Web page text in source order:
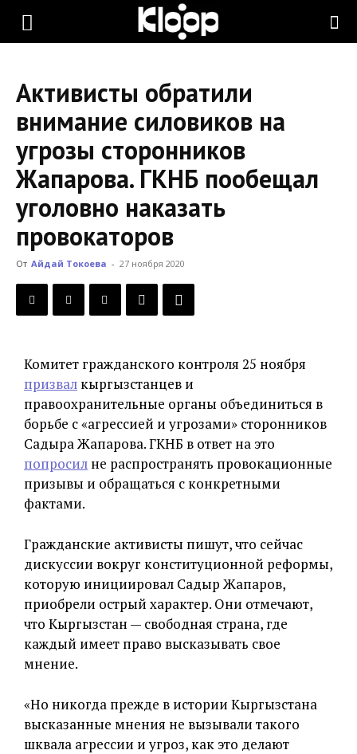
KLOOP.KG
Новости
Кыргызстана
Активисты обратили
внимание силовиков на
угрозы сторонников
Жапарова. ГКНБ пообещал
уголовно наказать
провокаторов
От Айдай Токоева - 27 ноября 2020
Комитет гражданского контроля 25 ноября
призвал кыргызстанцев и
правоохранительные органы объединиться в
борьбе с «агрессией и угрозами» сторонников
Садыра Жапарова. ГКНБ в ответ на это
попросил не распространять провокационные
призывы и обращаться с конкретными
фактами.
Гражданские активисты пишут, что сейчас
дискуссии вокруг конституционной реформы,
которую инициировал Садыр Жапаров,
приобрели острый характер. Они отмечают,
что Кыргызстан — свободная страна, где
каждый имеет право высказывать свое
мнение.
«Но никогда прежде в истории Кыргызстана
высказанные мнения не вызывали такого
шквала агрессии и угроз, как это делают